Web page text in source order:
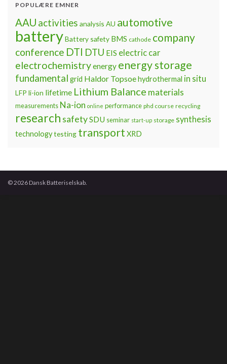
POPULÆRE EMNER
AAU activities analysis AU automotive
batteryBattery safety BMS cathode company
conference DTI DTU EIS electric car
electrochemistryenergy energy storage
fundamental grid Haldor Topsoehydrothermal in situ
LFP li-ion lifetime Lithium Balance materials
measurements Na-ion online performance phd course recycling
research safetySDU seminar start-up storage synthesis
technologytesting transport XRD
© 2026 Dansk Batteriselskab.